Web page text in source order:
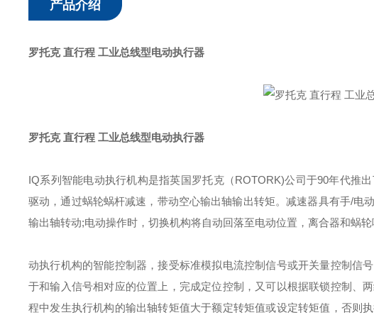
产品介绍
罗托克 直行程 工业总线型电动执行器
罗托克直行程 工业总线型电动执行器
IQ系列智能电动执行机构是指英国罗托克（ROTORK)公司于90年代推
驱动，通过蜗轮蜗杆减速，带动空心输出轴输出转矩。减速器具有手/电
输出轴转动;电动操作时，切换机构将自动回落至电动位置，离合器和蜗
动执行机构的智能控制器，接受标准模拟电流控制信号或开关量控制信
于和输入信号相对应的位置上，完成定位控制，又可以根据联锁控制、
程中发生执行机构的输出轴转矩值大于额定转矩值或设定转矩值，否则